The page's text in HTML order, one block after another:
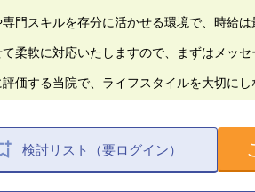
門スキルを存分に活かせる環境で、時給
柔軟に対応いたしますので、まずはメッ
価する当院で、ライフスタイルを大切に
検討リスト（要ログイン）